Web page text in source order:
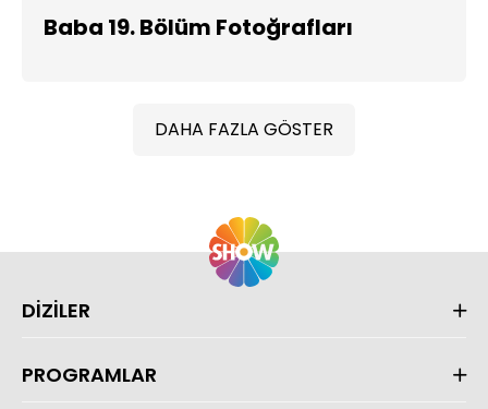
Baba 19. Bölüm Fotoğrafları
DAHA FAZLA GÖSTER
DİZİLER
PROGRAMLAR